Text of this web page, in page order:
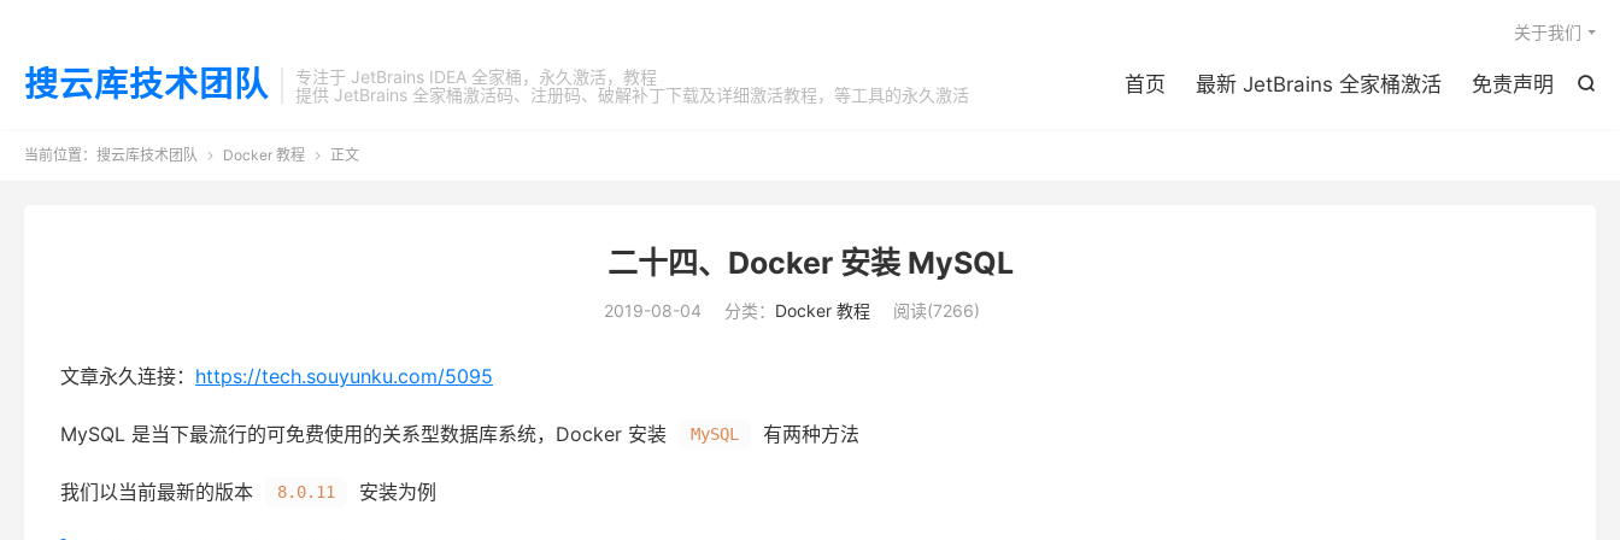
搜云库技术团队
专注于 JetBrains IDEA 全家桶，永久激活，教程
提供 JetBrains 全家桶激活码、注册码、破解补丁下载及详细激活教程，等工具的永久激活

首页 最新 JetBrains 全家桶激活 免责声明
关于我们
当前位置： 搜云库技术团队  Docker 教程  正文
二十四、Docker 安装 MySQL
2019-08-04 分类： Docker 教程 阅读(7266)
文章永久连接： https://tech.souyunku.com/5095
MySQL 是当下最流行的可免费使用的关系型数据库系统，Docker 安装 MySQL 有两种方法
我们以当前最新的版本 8.0.11 安装为例